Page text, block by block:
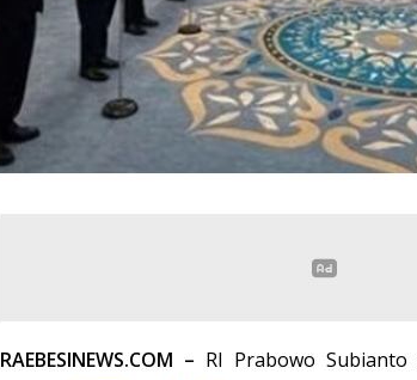
RAEBESINEWS.COM – RI Prabowo